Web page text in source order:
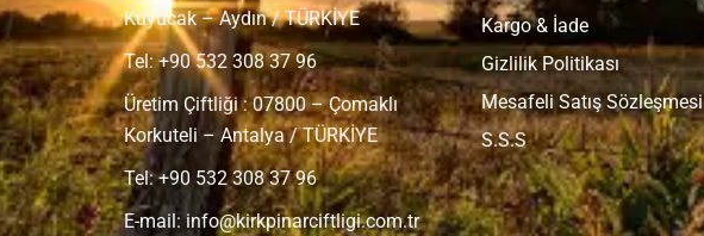
Kuyucak – Aydın / TÜRKİYE
Tel: +90 532 308 37 96
Üretim Çiftliği : 07800 – Çomaklı
Korkuteli – Antalya / TÜRKİYE
Tel: +90 532 308 37 96
E-mail:info@kirkpinarciftligi.com.tr
Kargo & İade
Gizlilik Politikası
Mesafeli Satış Sözleşmesi
S.S.S